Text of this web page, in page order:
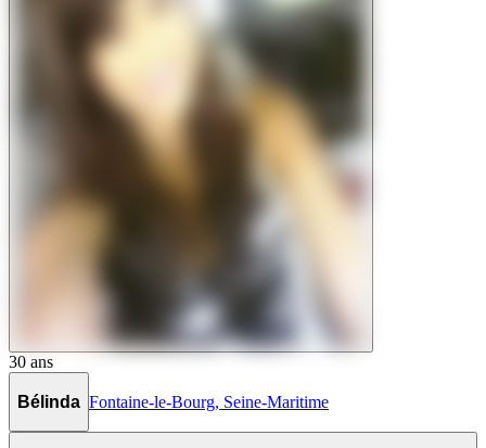
30 ans
Bélinda Fontaine-le-Bourg, Seine-Maritime